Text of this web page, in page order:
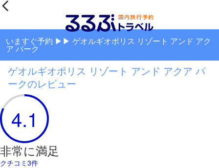
いますぐ予約 ▶▶ ゲオルギオポリス リゾート アンド アク
ア パーク
ゲオルギオポリス リゾート アンド アクア パ
ークのレビュー
4.1
非常に満足
クチコミ3件